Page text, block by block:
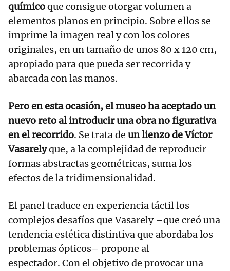
químicoque consigue otorgar volumen a
elementos planos en principio. Sobre ellos se
imprime la imagen real y con los colores
originales, en un tamaño de unos 80 x 120 cm,
apropiado para que pueda ser recorrida y
abarcada con las manos.
Pero en esta ocasión, el museo ha aceptado un
nuevo reto al introducir una obra no figurativa
en el recorrido. Se trata de un lienzo de Víctor
Vasarelyque, a la complejidad de reproducir
formas abstractas geométricas, suma los
efectos de la tridimensionalidad.
El panel traduce en experiencia táctil los
complejos desafíos que Vasarely –que creó una
tendencia estética distintiva que abordaba los
problemas ópticos– propone al
espectador. Con el objetivo de provocar una